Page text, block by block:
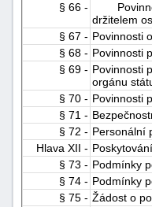
§ 66 -
držitelem
§ 67 - Povinnosti
§ 68 - Povinnosti
§ 69 - Povinnosti
orgánu
§ 70 - Povinnosti
§ 71 -
§ 72 - Personální
Hlava XII -
§ 73 - Podmínky
§ 74 - Podmínky
§ 75 - Žádost o